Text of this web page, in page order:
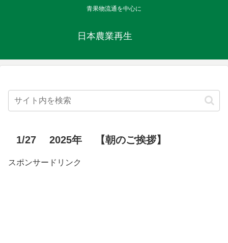
青果物流通を中心に
日本農業再生
1/27 2025年 【朝のご挨拶】
スポンサードリンク